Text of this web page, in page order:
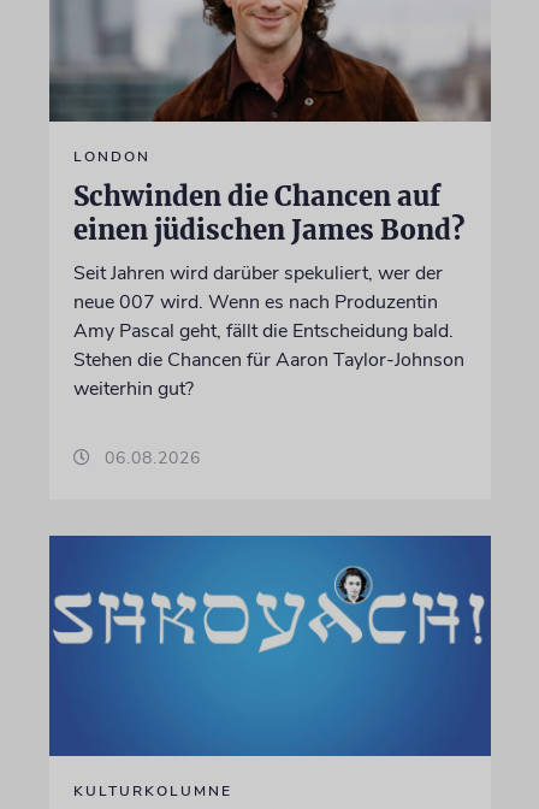
LONDON
Schwinden die Chancen auf
einen jüdischen James Bond?
Seit Jahren wird darüber spekuliert, wer der
neue 007 wird. Wenn es nach Produzentin
Amy Pascal geht, fällt die Entscheidung bald.
Stehen die Chancen für Aaron Taylor-Johnson
weiterhin gut?
06.08.2026
KULTURKOLUMNE